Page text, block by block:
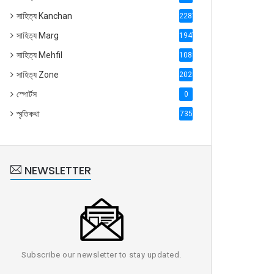
সাহিত্য Kanchan 2287
সাহিত্য Marg 1947
সাহিত্য Mehfil 1088
সাহিত্য Zone 2028
স্পোর্টস 0
স্মৃতিকথা 735
NEWSLETTER
Subscribe our newsletter to stay updated.